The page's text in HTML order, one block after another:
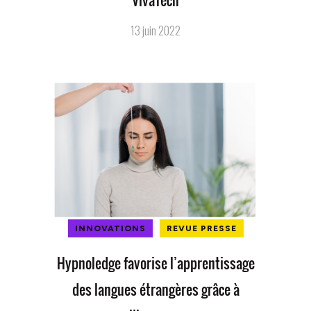
13 juin 2022
INNOVATIONS REVUE PRESSE
Hypnoledge favorise l’apprentissage
des langues étrangères grâce à